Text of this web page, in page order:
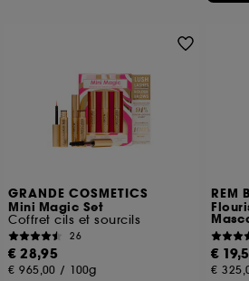
GRANDE COSMETICS
Mini Magic Set
Coffret cils et sourcils
26
€ 28,95
€ 965,00 / 100g
REM
€
€